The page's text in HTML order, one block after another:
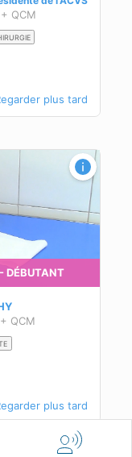
+ QCM
plus tard
+ QCM
plus tard